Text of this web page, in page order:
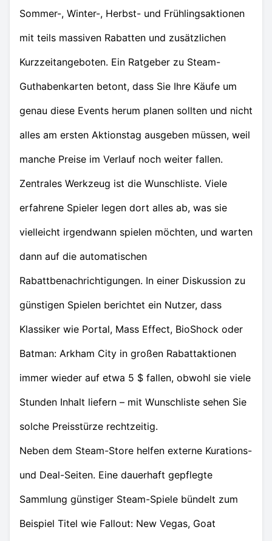
Sommer-, Winter-, Herbst- und Frühlingsaktionen
mit teils massiven Rabatten und zusätzlichen
Kurzzeitangeboten. Ein Ratgeber zu Steam-
Guthabenkarten betont, dass Sie Ihre Käufe um
genau diese Events herum planen sollten und nicht
alles am ersten Aktionstag ausgeben müssen, weil
manche Preise im Verlauf noch weiter fallen.
Zentrales Werkzeug ist die Wunschliste. Viele
erfahrene Spieler legen dort alles ab, was sie
vielleicht irgendwann spielen möchten, und warten
dann auf die automatischen
Rabattbenachrichtigungen. In einer Diskussion zu
günstigen Spielen berichtet ein Nutzer, dass
Klassiker wie Portal, Mass Effect, BioShock oder
Batman: Arkham City in großen Rabattaktionen
immer wieder auf etwa 5 $ fallen, obwohl sie viele
Stunden Inhalt liefern – mit Wunschliste sehen Sie
solche Preisstürze rechtzeitig.
Neben dem Steam-Store helfen externe Kurations-
und Deal-Seiten. Eine dauerhaft gepflegte
Sammlung günstiger Steam-Spiele bündelt zum
Beispiel Titel wie Fallout: New Vegas, Goat